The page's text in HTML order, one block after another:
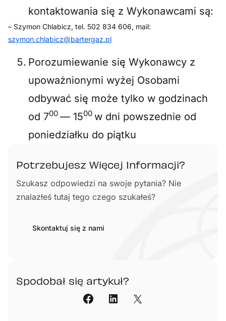
kontaktowania się z Wykonawcami są:
– Szymon Chlabicz, tel. 502 834 606, mail:
szymon.chlabicz@bartergaz.pl
Porozumiewanie się Wykonawcy z
upoważnionymi wyżej Osobami
odbywać się może tylko w godzinach
od 700 — 1500 w dni powszednie od
poniedziałku do piątku
Potrzebujesz Więcej Informacji?
Szukasz odpowiedzi na swoje pytania? Nie
znalazłeś tutaj tego czego szukałeś?
Skontaktuj się z nami
Spodobał się artykuł?​